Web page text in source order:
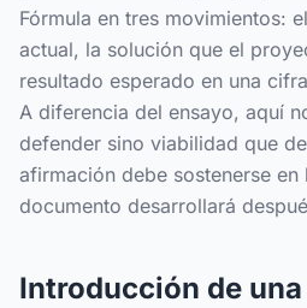
Fórmula en tres movimientos:
actual, la solución que el
resultado esperado en una
A diferencia del ensayo, aquí
defender sino viabilidad que
afirmación debe sostenerse en
documento desarrollará
Introducción de